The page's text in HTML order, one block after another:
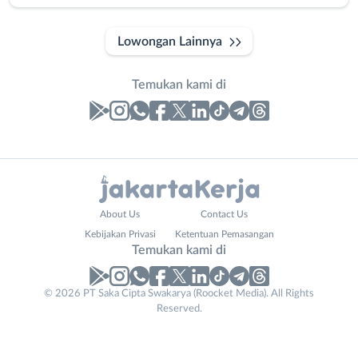
Lowongan Lainnya
Temukan kami di
No. Telp /
About Us Contact Us
Kebijakan Privasi Ketentuan Pemasangan
Temukan kami di
© 2026 PT Saka Cipta Swakarya (Roocket Media). All Rights
Reserved.